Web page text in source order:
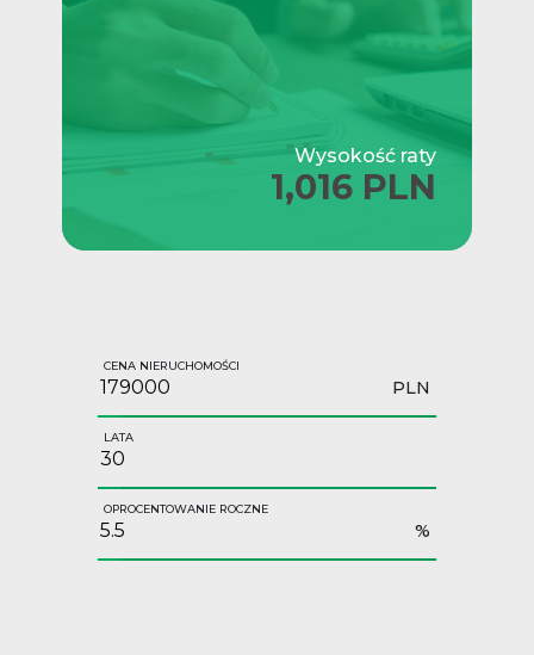
Wysokość raty
1,016 PLN
CENA NIERUCHOMOŚCI
PLN
LATA
OPROCENTOWANIE ROCZNE
%